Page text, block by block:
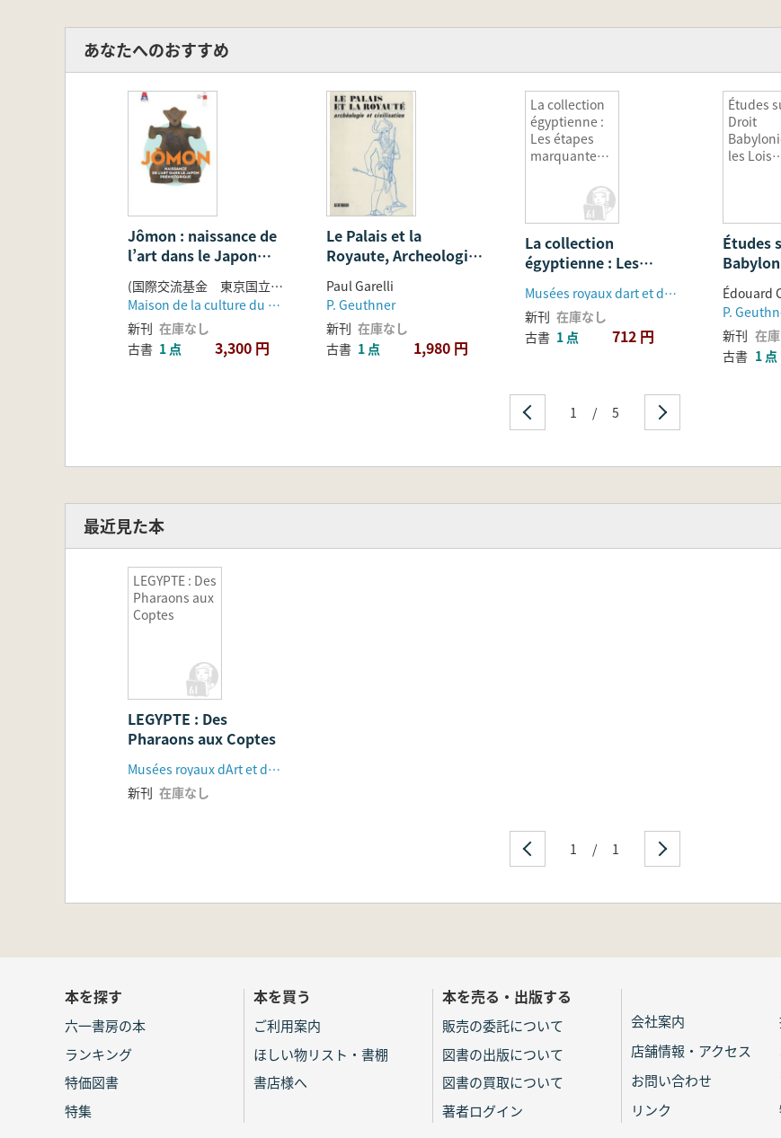
あなたへのおすすめ
Jômon : naissance de
l’art dans le Japon
préhistorique.
(国際交流基金 東京国立博物館 文化庁)
Maison de la culture du Japon à Paris
新刊 在庫なし
古書 1 点 3,300 円
Le Palais et la
Royaute, Archeologie
et Civilisation
Paul Garelli
P. Geuthner
新刊 在庫なし
古書 1 点 1,980 円
La collection
égyptienne :
Les étapes
marquantes
développeme
La collection
égyptienne : Les
étapes marquantes de
son développementMusées royaux dart et dhistoire
新刊 在庫なし
古書 1 点 712 円
Études
Droit
les Lois
et les
Études
Hittites
Édouard
P.
新刊 在
古書 1 点
1 / 5
最近見た本
LEGYPTE : Des
Pharaons aux
Coptes
LEGYPTE : Des
Pharaons aux Coptes
Musées royaux dArt et dHistoire
新刊 在庫なし
1 / 1
本を探す
六一書房の本
ランキング
特価図書
特集
本を買う
ご利用案内
ほしい物リスト・書棚
書店様へ
本を売る・出版する
販売の委託について
図書の出版について
図書の買取について
著者ログイン
会社案内
店舗情報・アクセス
お問い合わせ
リンク